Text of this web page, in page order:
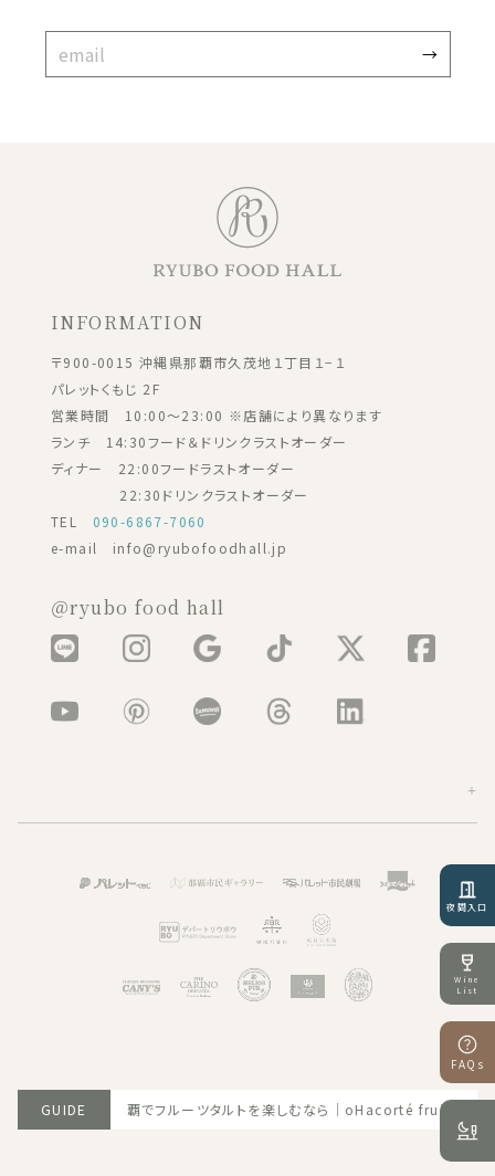
夜間入口
Wine
List
FAQs
INFORMATION
〒900-0015 沖縄県那覇市久茂地１丁目１−１
パレットくもじ 2F
営業時間 10:00～23:00 ※店舗により異なります
ランチ 14:30フード＆ドリンクラストオーダー
ディナー 22:00フードラストオーダー
22:30ドリンクラストオーダー
TEL 090-6867-7060
e-mail info@ryubofoodhall.jp
＠ryubo food hall
GUIDE
那覇でフルーツタルトを楽しむなら｜oHacorté fruit tableへ